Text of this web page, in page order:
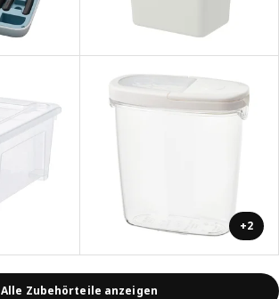
+2
Alle Zubehörteile anzeigen